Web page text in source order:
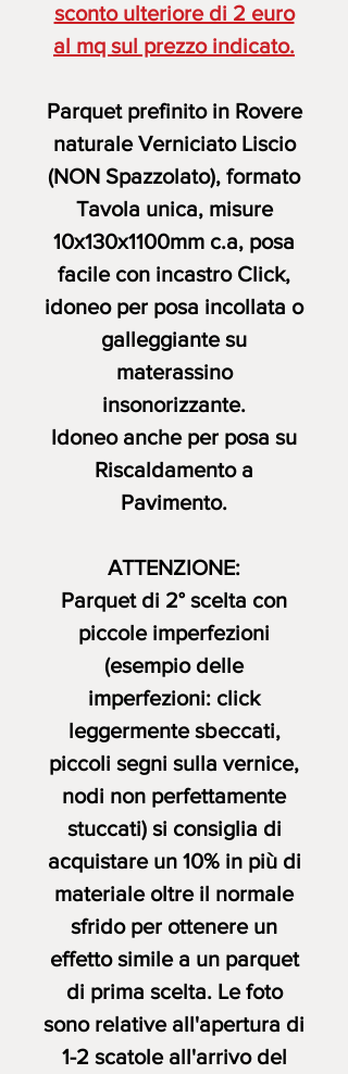
sconto ulteriore di 2 euro
al mq sul prezzo indicato.
Parquet prefinito in Rovere
naturale Verniciato Liscio
(NON Spazzolato), formato
Tavola unica, misure
10x130x1100mm c.a, posa
facile con incastro Click,
idoneo per posa incollata o
galleggiante su
materassino
insonorizzante.
Idoneo anche per posa su
Riscaldamento a
Pavimento.
ATTENZIONE:
Parquet di 2° scelta con
piccole imperfezioni
(esempio delle
imperfezioni: click
leggermente sbeccati,
piccoli segni sulla vernice,
nodi non perfettamente
stuccati) si consiglia di
acquistare un 10% in più di
materiale oltre il normale
sfrido per ottenere un
effetto simile a un parquet
di prima scelta. Le foto
sono relative all'apertura di
1-2 scatole all'arrivo del